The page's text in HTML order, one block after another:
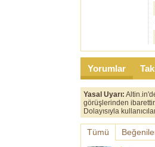
Yorumlar
Yasal Uyarı:
görüşlerinden
Dolayısıyla
Tümü